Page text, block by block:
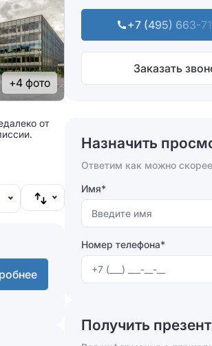
+4 фото
+7 (495) 663-
Заказать
от
Назначить
Ответим как можно скорее
Имя*
Номер телефона*
Получить